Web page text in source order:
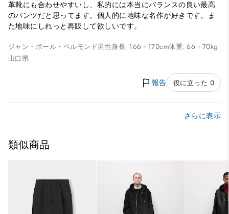
革靴にも合わせやすいし、私的には本当にバランスの良い最高
のパンツだと思ってます。個人的に地味な名作が好きです。ま
た地味にしれっと再販して欲しいです。
ジャン・ポール・ペルモンド 男性身長: 166 - 170cm体重: 66 - 70kg
山口県
報告 役に立った 0
さらに表示
類似商品